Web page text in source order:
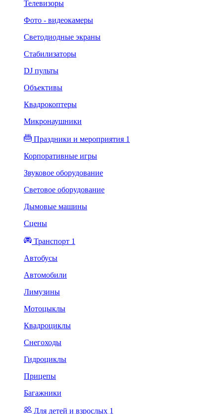
Телевизоры
Фото - видеокамеры
Светодиодные экраны
Стабилизаторы
DJ пульты
Объективы
Квадрокоптеры
Микронаушники
Праздники и мероприятия 1
Корпоративные игры
Звуковое оборудование
Световое оборудование
Дымовые машины
Сцены
Транспорт 1
Автобусы
Автомобили
Лимузины
Мотоцыклы
Квадроциклы
Снегоходы
Гидроциклы
Прицепы
Багажники
Для детей и взрослых 1